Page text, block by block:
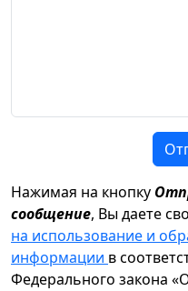
Нажимая на кнопку
сообщение, Вы даете
на использование и
информации в
Федерального закона